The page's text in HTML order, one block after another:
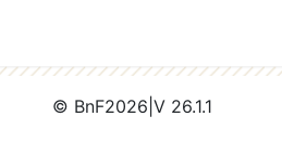
© BnF2026 V 26.1.1